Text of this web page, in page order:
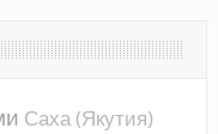
Саха (Якутия)